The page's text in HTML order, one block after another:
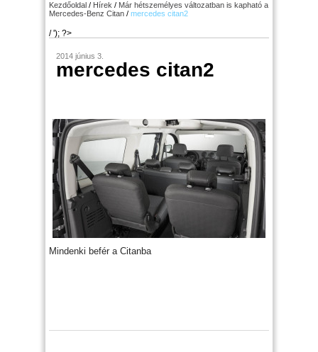
Kezdőoldal / Hírek / Már hétszemélyes változatban is kapható a
Mercedes-Benz Citan / mercedes citan2
/ '); ?>
2014 június 3.
mercedes citan2
Mindenki befér a Citanba